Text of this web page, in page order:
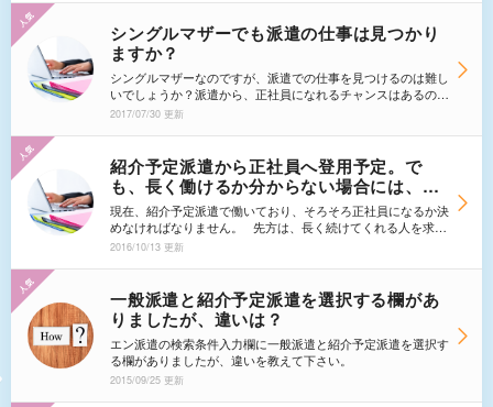
シングルマザーでも派遣の仕事は見つかり
ますか？
シングルマザーなのですが、派遣での仕事を見つけるのは難し
いでしょうか？派遣から、正社員になれるチャンスはあるので
しょうか？
2017/07/30 更新
紹介予定派遣から正社員へ登用予定。で
も、長く働けるか分からない場合には、辞
退したほうが良いのでしょうか？
現在、紹介予定派遣で働いており、そろそろ正社員になるか決
めなければなりません。 先方は、長く続けてくれる人を求め
ており、正社員後は長く続けて欲しいとおっしゃっていました
が、いつ妊娠するかも分かりません。 正社員後すぐに妊娠し
た場合、紹介予定派遣で入ったのにすぐ辞めることは可能でし
ょうか。紹介予定派遣から正社員になる場合、派遣先は派遣元
へ紹介料を支払うということも聞きました。そのことを考える
と辞めにくいので、迷惑がかからないうちに正社員を辞退した
方が宜しいのでしょうか。
2016/10/13 更新
一般派遣と紹介予定派遣を選択する欄があ
りましたが、違いは？
エン派遣の検索条件入力欄に一般派遣と紹介予定派遣を選択す
る欄がありましたが、違いを教えて下さい。
2015/09/25 更新